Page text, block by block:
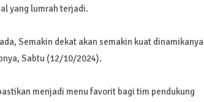
yang lumrah terjadi.
Semakin dekat akan semakin kuat dinamikanya
Sabtu (12/10/2024).
menjadi menu favorit bagi tim pendukung